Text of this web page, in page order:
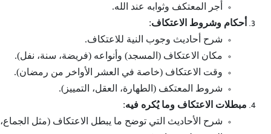
أجر المعتكف وثوابه عند الله.
أحكام وشروط الاعتكاف:
شرح أحاديث وجوب النية للاعتكاف.
مكان الاعتكاف (المسجد) وأنواعه (فريضة، سنة، نفل).
وقت الاعتكاف (خاصة في العشر الأواخر من رمضان).
شروط المعتكف (الطهارة، العقل، التمييز).
مبطلات الاعتكاف وما يُكره فيه:
شرح الأحاديث التي توضح ما يبطل الاعتكاف (مثل الجماع،